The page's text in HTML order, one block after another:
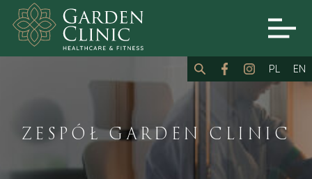
PL EN
ZESPÓŁ GARDEN CLINIC